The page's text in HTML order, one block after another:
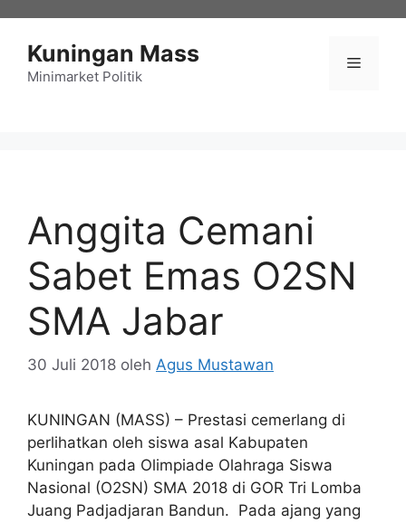
Kuningan Mass
Minimarket Politik
Menu
Anggita Cemani
Sabet Emas O2SN
SMA Jabar
30 Juli 2018 oleh Agus Mustawan
KUNINGAN (MASS) – Prestasi cemerlang di
perlihatkan oleh siswa asal Kabupaten
Kuningan pada Olimpiade Olahraga Siswa
Nasional (O2SN) SMA 2018 di GOR Tri Lomba
Juang Padjadjaran Bandun. Pada ajang yang